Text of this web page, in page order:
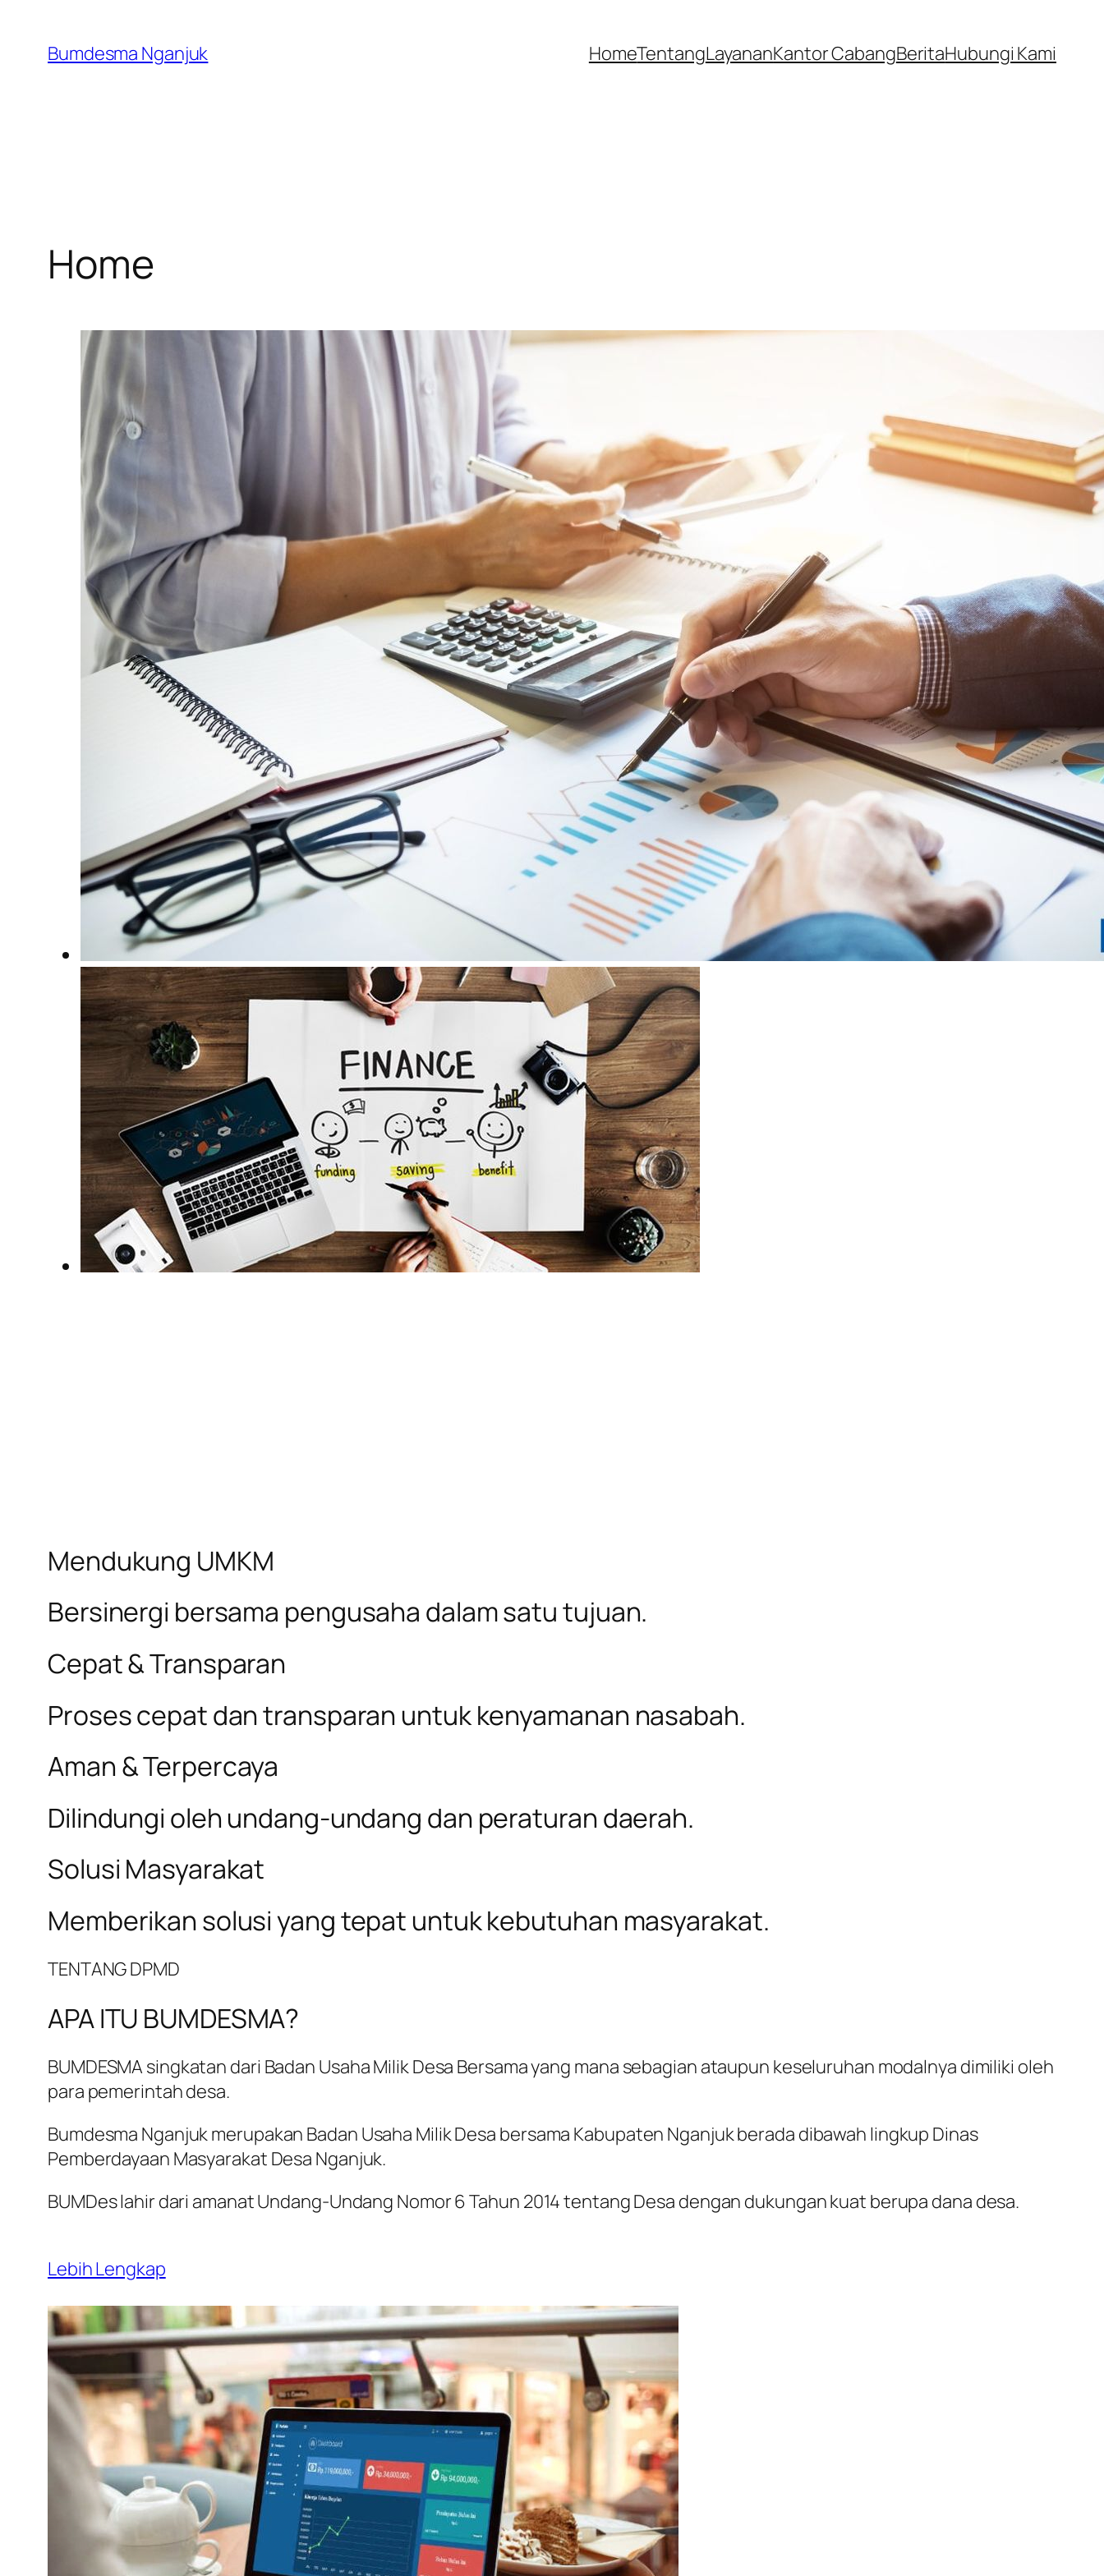
content
Bumdesma Nganjuk HomeTentangLayananKantor CabangBeritaHubungi Kami
Home
Mendukung UMKM
Bersinergi bersama pengusaha dalam satu tujuan.
Cepat & Transparan
Proses cepat dan transparan untuk kenyamanan nasabah.
Aman & Terpercaya
Dilindungi oleh undang-undang dan peraturan daerah.
Solusi Masyarakat
Memberikan solusi yang tepat untuk kebutuhan masyarakat.
TENTANG DPMD
APA ITU BUMDESMA?
BUMDESMA singkatan dari Badan Usaha Milik Desa Bersama yang mana sebagian ataupun keseluruhan modalnya dimiliki oleh
para pemerintah desa.
Bumdesma Nganjuk merupakan Badan Usaha Milik Desa bersama Kabupaten Nganjuk berada dibawah lingkup Dinas
Pemberdayaan Masyarakat Desa Nganjuk.
BUMDes lahir dari amanat Undang-Undang Nomor 6 Tahun 2014 tentang Desa dengan dukungan kuat berupa dana desa.
Lebih Lengkap